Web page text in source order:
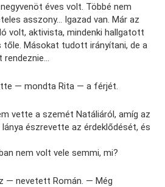
éves volt. Többé nem
asszony… Igazad van. Már az
volt, aktivista, mindenki hallgatott
Másokat tudott irányítani, de a
rendeznie…
— mondta Rita — a férjét.
vette a szemét Natáliáról, amíg az
észrevette az érdeklődését, és
nem volt vele semmi, mi?
— nevetett Román. — Még